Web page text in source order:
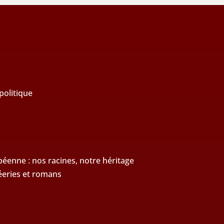
: nos racines, notre héritage
et romans